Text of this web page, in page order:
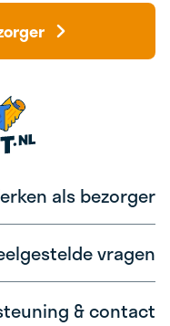
als bezorger
vragen
& contact